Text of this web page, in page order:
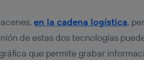
en la cadena logística,
de estas dos tecnologías
que permite grabar